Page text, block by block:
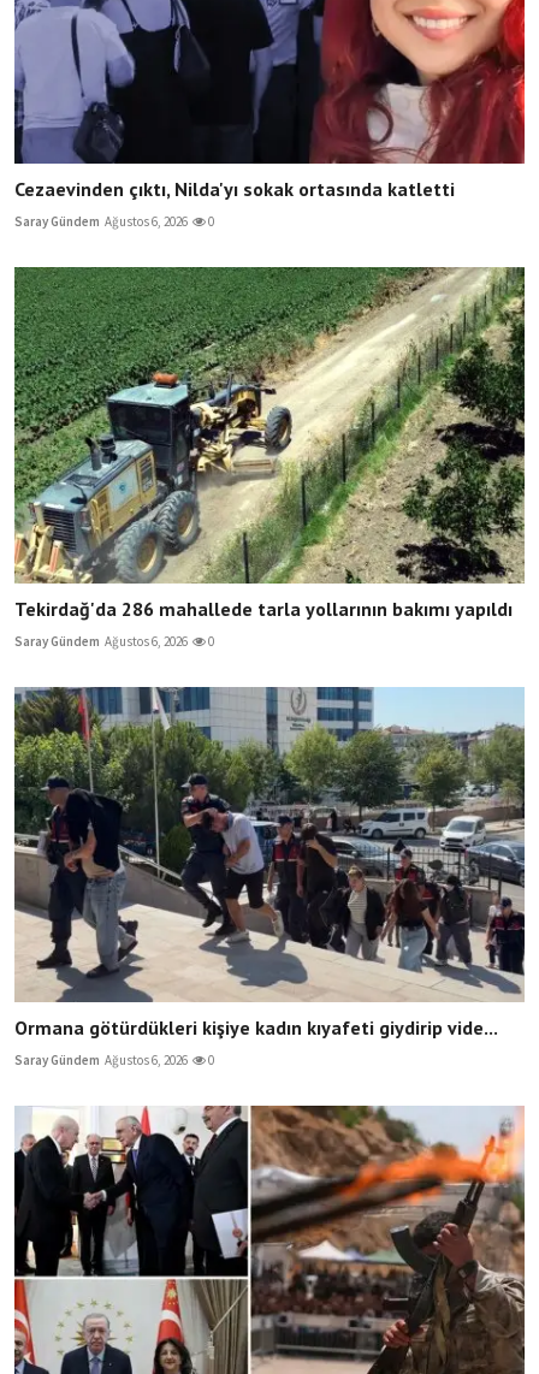
Cezaevinden çıktı, Nilda'yı sokak ortasında katletti
Saray Gündem Ağustos 6, 2026 0
Tekirdağ'da 286 mahallede tarla yollarının bakımı yapıldı
Saray Gündem Ağustos 6, 2026 0
Ormana götürdükleri kişiye kadın kıyafeti giydirip vide...
Saray Gündem Ağustos 6, 2026 0